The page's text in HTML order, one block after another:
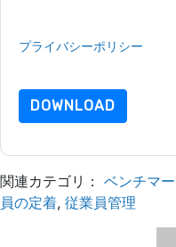
プライバシーポリシー
DOWNLOAD
関連カテゴリ： ベンチマ
員の定着, 従業員管理